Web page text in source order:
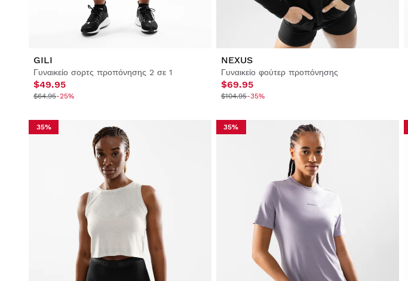
GILI
Γυναικείο σορτς προπόνησης 2 σε 1
$49.95
$64.95-25%
NEXUS
Γυναικείο φούτερ προπόνησης
$69.95
$104.95-35%
35% 35%